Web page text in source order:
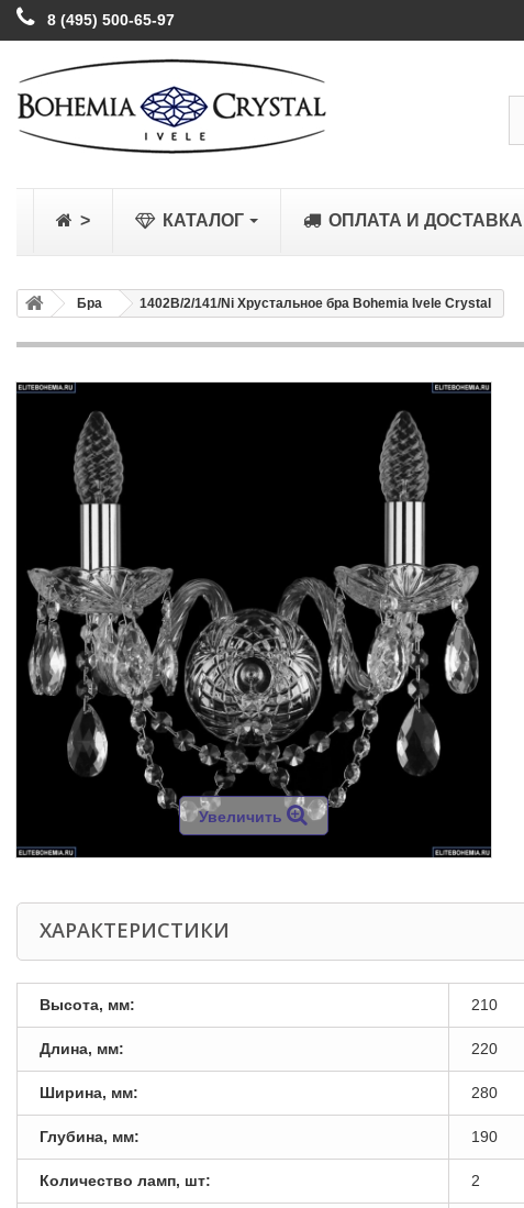
8 (495) 500-65-97
> КАТАЛОГ ОПЛАТА И ДОСТАВКА
Бра 1402B/2/141/Ni Хрустальное бра Bohemia Ivele Crystal
Увеличить
ХАРАКТЕРИСТИКИ
Высота, мм: 210
Длина, мм: 220
Ширина, мм: 280
Глубина, мм: 190
Количество ламп, шт: 2